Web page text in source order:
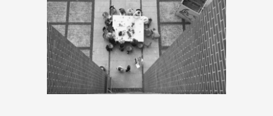
Dzień na PLUS /
październik